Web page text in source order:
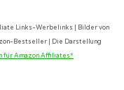
Links-Werbelinks | Bilder von
Bestseller | Die Darstellung
für Amazon Affiliates*